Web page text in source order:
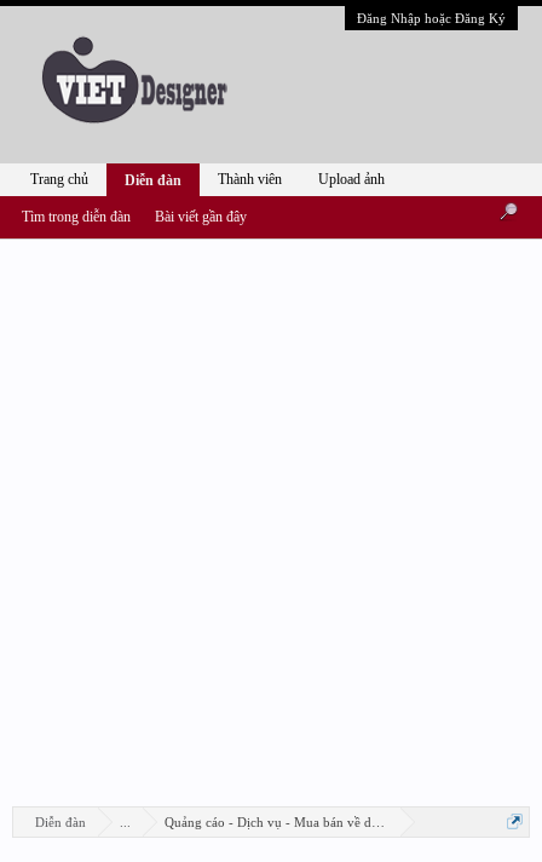
Đăng Nhập hoặc Đăng Ký
Diễn đàn Quảng cáo - Dịch vụ - Mua bán về design
Trang chủ Diễn đàn
Tìm trong diễn đàn Bài viết gần đây
Thành viên Upload ảnh